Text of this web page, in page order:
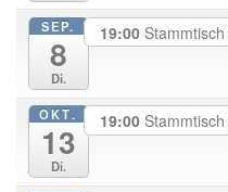
SEP.
8
Di.
19:00 Stammtisch
OKT.
13
Di.
19:00 Stammtisch